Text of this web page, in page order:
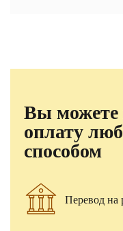
Вы можете
оплату
способом
Перевод на